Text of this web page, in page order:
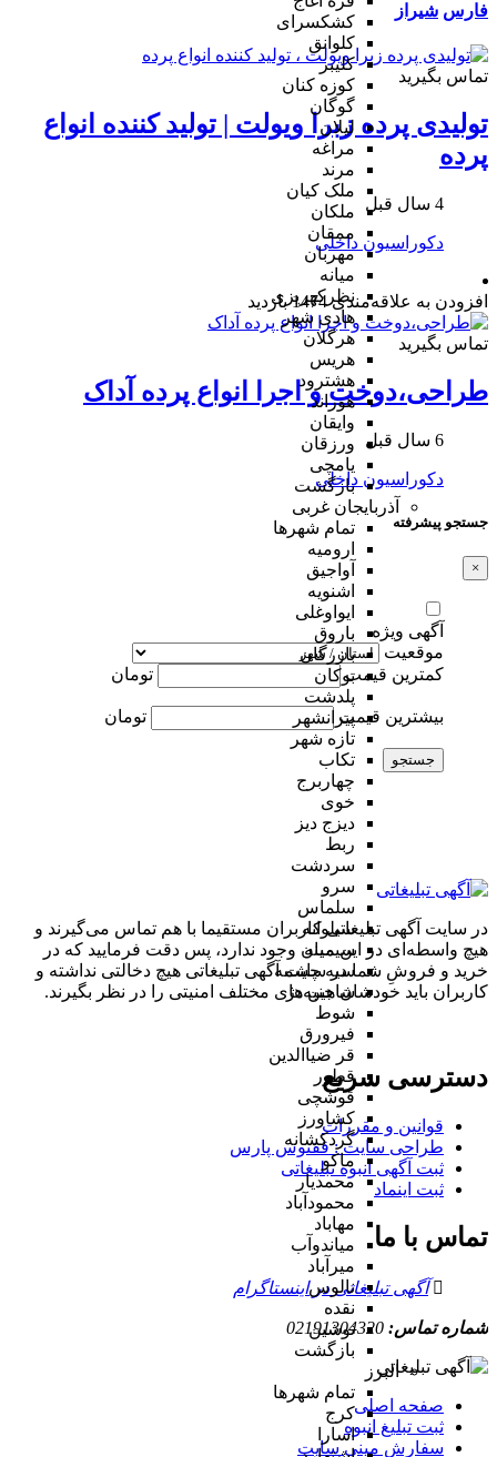
کشکسرای
کلوانق
کلیبر
کوزه کنان
گوگان
لیلان
مراغه
مرند
ملک کیان
ملکان
ممقان
مهربان
میانه
نظرکهریزی
هادی شهر
هرگلان
هریس
هشترود
هوراند
وایقان
ورزقان
یامچی
بازگشت
آذربایجان غربی
تمام شهر‌ها
ارومیه
آواجیق
اشنویه
ایواوغلی
باروق
بازرگان
بوکان
پلدشت
پیرانشهر
تازه شهر
تکاب
چهاربرج
خوی
دیزج دیز
ربط
سردشت
سرو
سلماس
سیلوانه
سیمینه
سیه چشمه
شاهین دژ
شوط
فیرورق
قر ضیاالدین
قطور
قوشچی
کشاورز
گردکشانه
ماکو
محمدیار
محمودآباد
مهاباد
میاندوآب
میرآباد
نالوس
نقده
نوشین
بازگشت
البرز
تمام شهر‌ها
کرج
اسارا
فارس شیراز
تماس بگیرید
تولیدی پرده زبرا ویولت | تولید کننده انواع
پرده
4 سال قبل
دکوراسیون داخلی
افزودن به علاقه‌مندی 1474 بازدید
تماس بگیرید
طراحی،دوخت و اجرا انواع پرده آداک
6 سال قبل
دکوراسیون داخلی
جستجو پیشرفته
×
آگهی ویژه
موقعیت
کمترین قیمت
تومان
بیشترین قیمت تومان
جستجو
در سایت آگهی تبلیغاتی کاربران مستقیما با هم تماس می‌گیرند و
هیچ واسطه‌ای در این میان وجود ندارد، پس دقت فرمایید که در
خرید و فروشِ شما در سایت آگهی تبلیغاتی هیچ دخالتی نداشته و
کاربران باید خودشان جنبه‌های مختلف امنیتی را در نظر بگیرند.
دسترسی سریع
قوانین و مقررات
طراحی سایت : ققنوس پارس
ثبت آگهی انبوه تبلیغاتی
ثبت اینماد
تماس با ما
آگهی تبلیغاتی در اینستاگرام
شماره تماس: 02191304320
صفحه اصلی
ثبت تبلیغ انبوه
سفارش مینی سایت